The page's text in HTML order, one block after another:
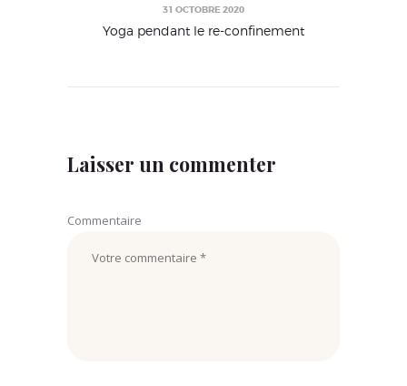
31 OCTOBRE 2020
Yoga pendant le re-confinement
Laisser un commenter
Commentaire